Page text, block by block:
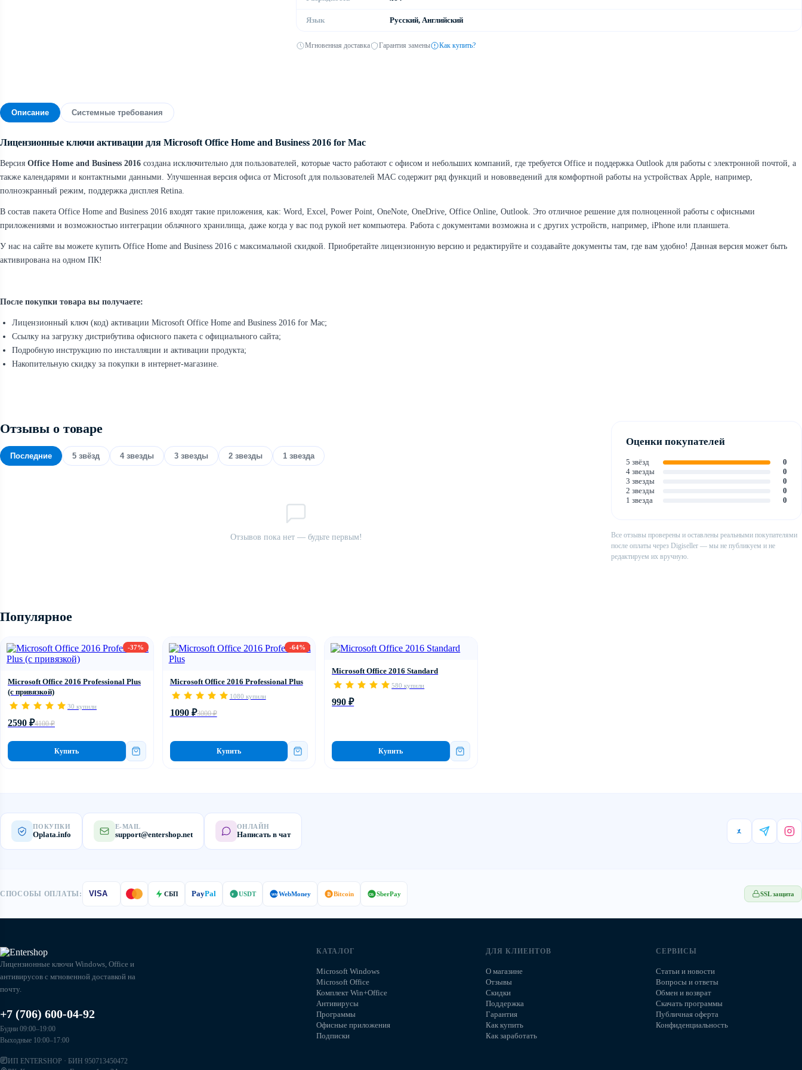
Язык Русский, Английский
Мгновенная доставка Гарантия замены Как купить?
Описание Системные требования
Лицензионные ключи активации для Microsoft Office Home and Business 2016 for Mac
Версия Office Home and Business 2016 создана исключительно для пользователей, которые часто работают с офисом и небольших компаний, где требуется Office и поддержка Outlook для работы с электронной почтой, а
также календарями и контактными данными. Улучшенная версия офиса от Microsoft для пользователей MAC содержит ряд функций и нововведений для комфортной работы на устройствах Apple, например,
полноэкранный режим, поддержка дисплея Retina.
В состав пакета Office Home and Business 2016 входят такие приложения, как: Word, Excel, Power Point, OneNote, OneDrive, Office Online, Outlook. Это отличное решение для полноценной работы с офисными
приложениями и возможностью интеграции облачного хранилища, даже когда у вас под рукой нет компьютера. Работа с документами возможна и с других устройств, например, iPhone или планшета.
У нас на сайте вы можете купить Office Home and Business 2016 с максимальной скидкой. Приобретайте лицензионную версию и редактируйте и создавайте документы там, где вам удобно! Данная версия может быть
активирована на одном ПК!
После покупки товара вы получаете:
Лицензионный ключ (код) активации Microsoft Office Home and Business 2016 for Mac;
Ссылку на загрузку дистрибутива офисного пакета с официального сайта;
Подробную инструкцию по инсталляции и активации продукта;
Накопительную скидку за покупки в интернет-магазине.
Отзывы о товаре
Последние 5 звёзд 4 звезды 3 звезды 2 звезды 1 звезда
Отзывов пока нет — будьте первым!
Оценки покупателей
5 звёзд
0
4 звезды
0
3 звезды
0
2 звезды
0
1 звезда
0
Все отзывы проверены и оставлены реальными покупателями
после оплаты через Digiseller — мы не публикуем и не
редактируем их вручную.
Популярное
-37%
Microsoft Office 2016 Professional Plus
(c привязкой)
30 купили
2590 ₽4100 ₽
Купить
-64%
Microsoft Office 2016 Professional Plus
1080 купили
1090 ₽3000 ₽
Купить
Microsoft Office 2016 Standard
580 купили
990 ₽
Купить
ПОКУПКИ
Oplata.info
E-MAIL
support@entershop.net
ОНЛАЙН
Написать в чат
СПОСОБЫ ОПЛАТЫ: VISA СБП PayPal ₮ USDT WM WebMoney ₿ Bitcoin СБ SberPay SSL защита
Лицензионные ключи Windows, Office и
антивирусов с мгновенной доставкой на
почту.
+7 (706) 600-04-92
Будни 09:00–19:00
Выходные 10:00–17:00
ИП ENTERSHOP · БИН 950713450472
КАТАЛОГ
Microsoft Windows
Microsoft Office
Комплект Win+Office
Антивирусы
Программы
Офисные приложения
Подписки
ДЛЯ КЛИЕНТОВ
О магазине
Отзывы
Скидки
Поддержка
Гарантия
Как купить
Как заработать
СЕРВИСЫ
Статьи и новости
Вопросы и ответы
Обмен и возврат
Скачать программы
Публичная оферта
Конфиденциальность